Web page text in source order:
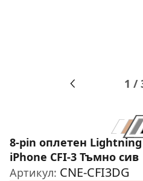
1 /
8-pin оплетен Lightning
iPhone CFI-3 Тъмно сив
Артикул: CNE-CFI3DG